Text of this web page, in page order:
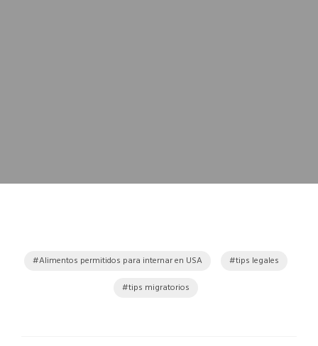
Alimentos permitidos para internar en USA
tips legales
tips migratorios